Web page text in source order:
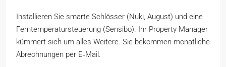
Installieren Sie smarte Schlösser (Nuki, August) und eine
Ferntemperatursteuerung (Sensibo). Ihr Property Manager
kümmert sich um alles Weitere. Sie bekommen monatliche
Abrechnungen per E‑Mail.